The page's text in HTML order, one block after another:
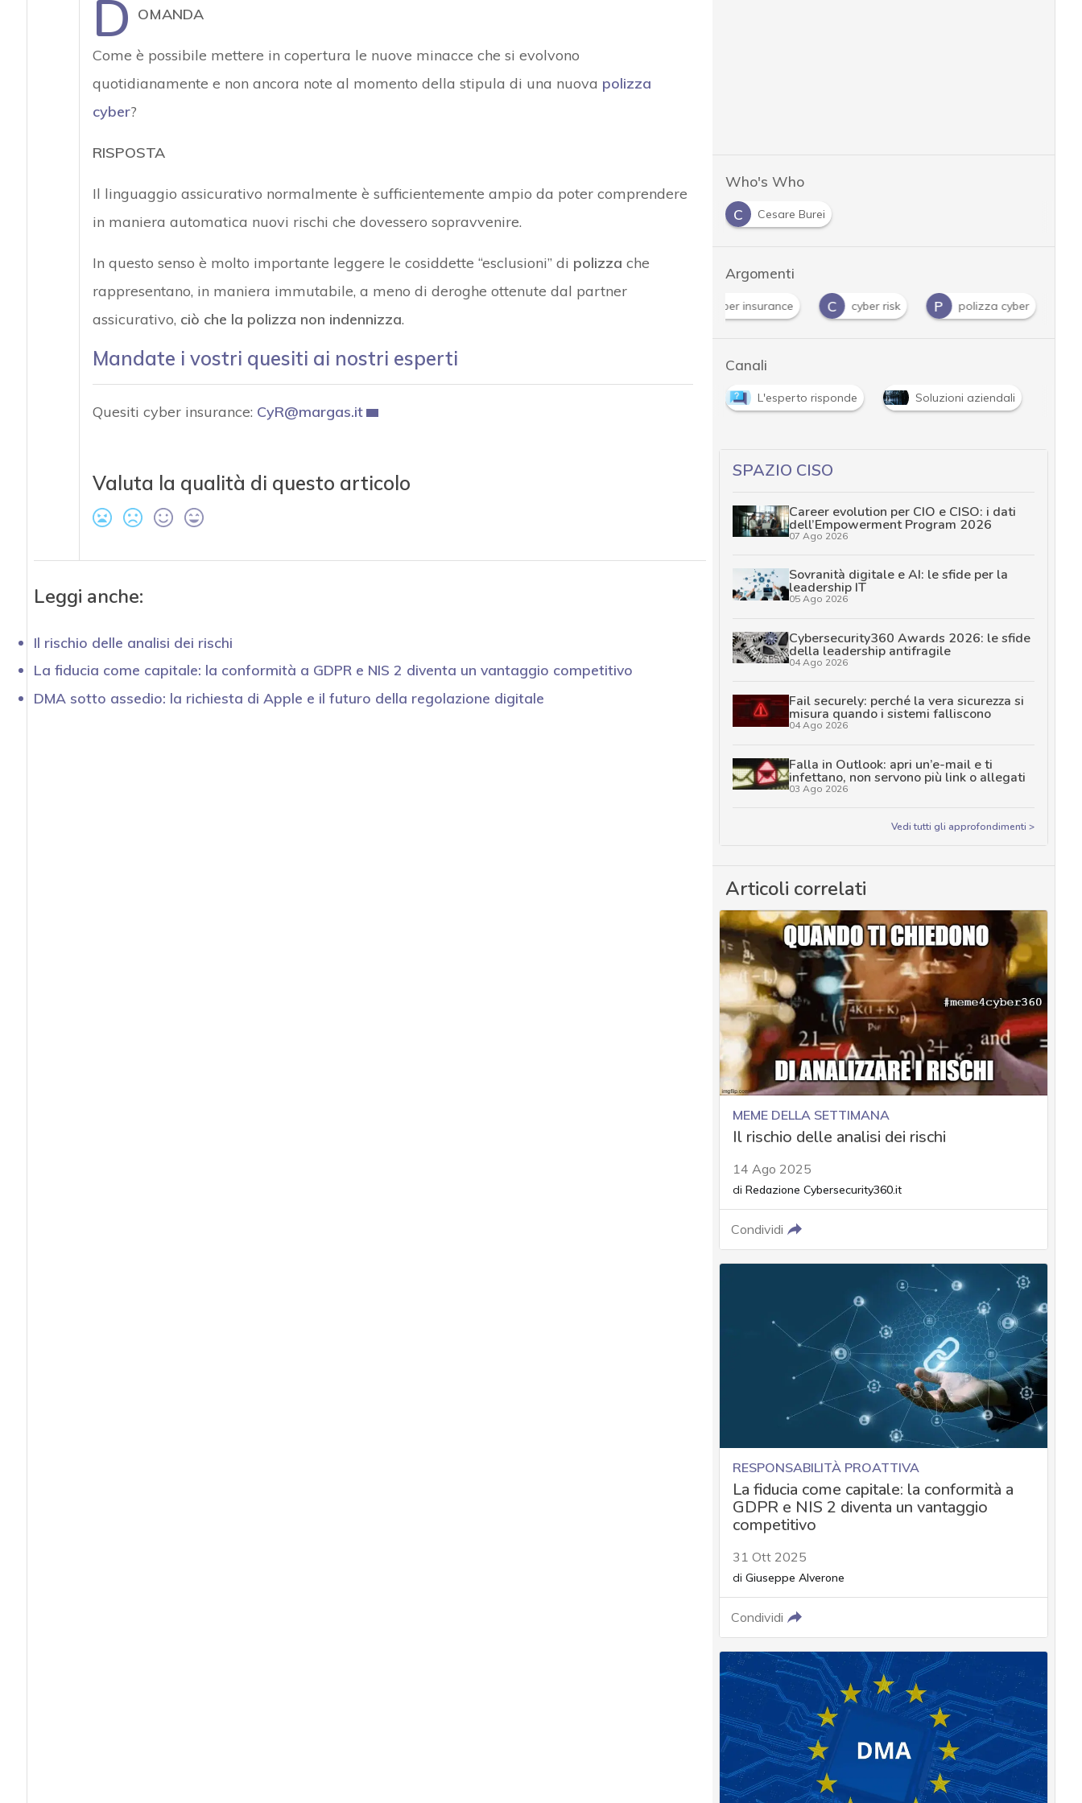
D OMANDA
Come è possibile mettere in copertura le nuove minacce che si evolvono
quotidianamente e non ancora note al momento della stipula di una nuova polizza
cyber?
RISPOSTA
Il linguaggio assicurativo normalmente è sufficientemente ampio da poter comprendere
in maniera automatica nuovi rischi che dovessero sopravvenire.
In questo senso è molto importante leggere le cosiddette “esclusioni” di polizza che
rappresentano, in maniera immutabile, a meno di deroghe ottenute dal partner
assicurativo, ciò che la polizza non indennizza.
Mandate i vostri quesiti ai nostri esperti
Quesiti cyber insurance: CyR@margas.it
Valuta la qualità di questo articolo
Leggi anche:
Il rischio delle analisi dei rischi
La fiducia come capitale: la conformità a GDPR e NIS 2 diventa un vantaggio competitivo
DMA sotto assedio: la richiesta di Apple e il futuro della regolazione digitale
Who's Who
C
Cesare Burei
Argomenti
cyber insurance C cyber risk P polizza cyber
Canali
L'esperto risponde Soluzioni aziendali
SPAZIO CISO
Career evolution per CIO e CISO: i dati
dell’Empowerment Program 2026
07 Ago 2026
Sovranità digitale e AI: le sfide per la
leadership IT
05 Ago 2026
Cybersecurity360 Awards 2026: le sfide
della leadership antifragile
04 Ago 2026
Fail securely: perché la vera sicurezza si
misura quando i sistemi falliscono
04 Ago 2026
Falla in Outlook: apri un’e-mail e ti
infettano, non servono più link o allegati
03 Ago 2026
Vedi tutti gli approfondimenti >
Articoli correlati
MEME DELLA SETTIMANA
Il rischio delle analisi dei rischi
14 Ago 2025
di Redazione Cybersecurity360.it
Condividi
RESPONSABILITÀ PROATTIVA
La fiducia come capitale: la conformità a
GDPR e NIS 2 diventa un vantaggio
competitivo
31 Ott 2025
di Giuseppe Alverone
Condividi